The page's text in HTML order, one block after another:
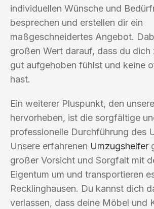
individuellen Wünsche und
besprechen und erstellen dir ein
maßgeschneidertes Angebot.
großen Wert darauf, dass du dich
gut aufgehoben fühlst und keine
hast.
Ein weiterer Pluspunkt, den
hervorheben, ist die sorgfältige
professionelle Durchführung des
Unsere erfahrenen Umzugshelfer
großer Vorsicht und Sorgfalt mit
Eigentum um und transportieren
Recklinghausen. Du kannst dich
verlassen, dass deine Möbel und